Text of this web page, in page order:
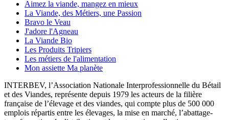
Aimez la viande, mangez en mieux
La Viande, des Métiers, une Passion
Bravo le Veau
J'adore l'Agneau
La Viande Bio
Les Produits Tripiers
Les métiers de l'alimentation
Mon assiette Ma planète
INTERBEV, l’Association Nationale Interprofessionnelle du Bétail
et des Viandes, représente depuis 1979 les acteurs de la filière
française de l’élevage et des viandes, qui compte plus de 500 000
emplois répartis entre les élevages, la mise en marché, l’abattage-